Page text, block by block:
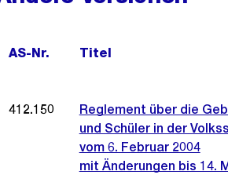
AS-Nr. Titel
412.150
Reglement über die
und Schüler in der
vom 6. Februar 2004
mit Änderungen bis 14.